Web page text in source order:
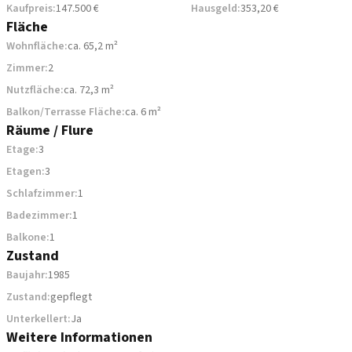
Kaufpreis:147.500 € Hausgeld:353,20 €
Fläche
Wohnfläche:ca. 65,2 m²
Zimmer:2
Nutzfläche:ca. 72,3 m²
Balkon/Terrasse Fläche:ca. 6 m²
Räume / Flure
Etage:3
Etagen:3
Schlafzimmer:1
Badezimmer:1
Balkone:1
Zustand
Baujahr:1985
Zustand:gepflegt
Unterkellert:Ja
Weitere Informationen